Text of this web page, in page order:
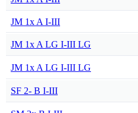
JM 1x A I-III
JM 1x A LG I-III LG
JM 1x A LG I-III LG
SF 2- B I-III